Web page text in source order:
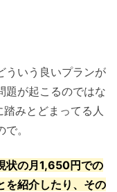
ういう良いプランが
題が起こるのではな
みとどまってる人
。
状の月1,650円での
を紹介したり、その